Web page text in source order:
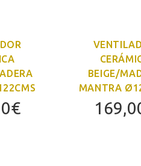
€
BEIGE/
MANTRA